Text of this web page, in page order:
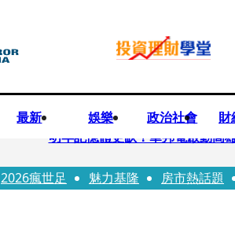
最新 娛樂 政治社會 財
快訊
明年記憶體更缺！華邦電啟動高
快訊
5566小刀爆離婚台玻千金！14
2026瘋世足 魅力基隆 房市熱話題